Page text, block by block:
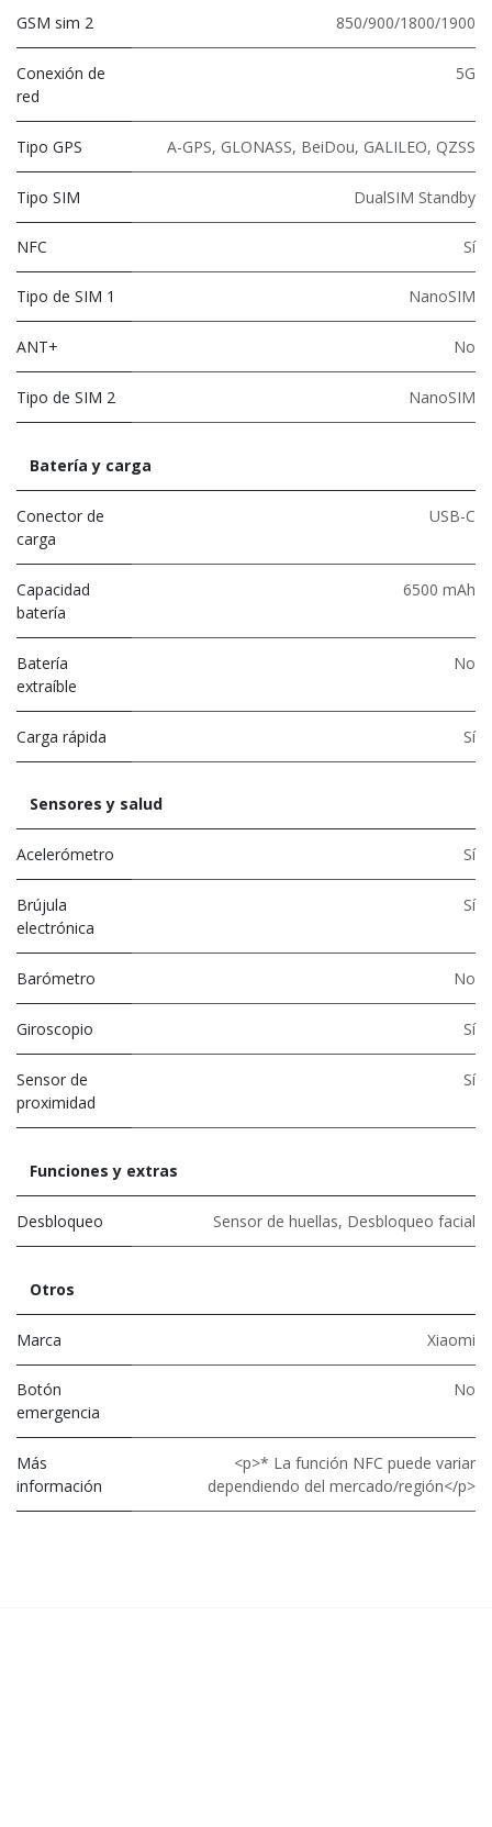
GSM sim 2 850/900/1800/1900
Conexión de
red
5G
Tipo GPS A-GPS, GLONASS, BeiDou, GALILEO, QZSS
Tipo SIM DualSIM Standby
NFC Sí
Tipo de SIM 1 NanoSIM
ANT+ No
Tipo de SIM 2 NanoSIM
Batería y carga
Conector de
carga
USB-C
Capacidad
batería
6500 mAh
Batería
extraíble
No
Carga rápida Sí
Sensores y salud
Acelerómetro Sí
Brújula
electrónica
Sí
Barómetro No
Giroscopio Sí
Sensor de
proximidad
Sí
Funciones y extras
Desbloqueo Sensor de huellas, Desbloqueo facial
Otros
Marca Xiaomi
Botón
emergencia
No
Más
información
<p>* La función NFC puede variar
dependiendo del mercado/región</p>